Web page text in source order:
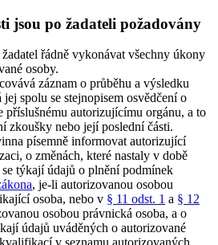
jsou po žadateli požadovány
řádně vykonávat všechny úkony
osoby.
záznam o průběhu a výsledku
spolu se stejnopisem osvědčení o
autorizujícímu orgánu, a to
zkoušky nebo její poslední části.
písemně informovat autorizující
o změnách, které nastaly v době
týkají údajů o plnění podmínek
, je-li autorizovanou osobou
osoba, nebo v § 11 odst. 1 a § 12
osobou právnická osoba, a o
údajů uváděných o autorizované